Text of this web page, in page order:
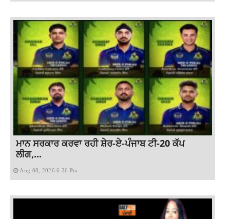
ਮਾਨ ਸਰਕਾਰ ਕਰਵਾ ਰਹੀ ਸ਼ੇਰ-ਏ-ਪੰਜਾਬ ਟੀ-20 ਕੱਪ
ਲੀਗ,...
Aug 08, 2026 6:26 Pm